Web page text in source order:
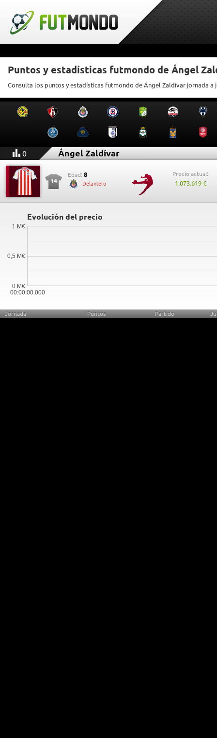
Puntos y estadísticas futmondo de Ángel
Consulta los puntos y estadísticas futmondo de Ángel Zaldívar jornada a
0 Ángel Zaldívar
14
Edad: 8
Delantero
Precio actual:
1.073.619 €
Evolución del precio
00:00:00.000
0 M€
0,5 M€
1 M€
Jornada Puntos Partido